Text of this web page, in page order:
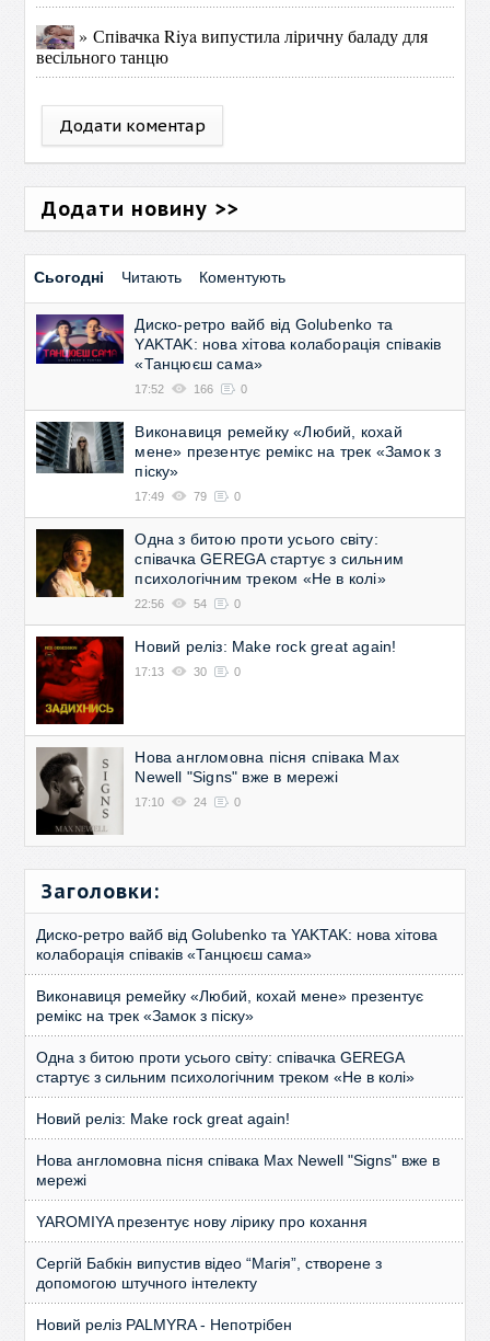
» Співачка Riya випустила ліричну баладу для
весільного танцю
Додати коментар
Додати новину >>
Сьогодні Читають Коментують
Диско-ретро вайб від Golubenko та
YAKTAK: нова хітова колаборація співаків
«Танцюєш сама»
17:52 166 0
Виконавиця ремейку «Любий, кохай
мене» презентує ремікс на трек «Замок з
піску»
17:49 79 0
Одна з битою проти усього світу:
співачка GEREGA стартує з сильним
психологічним треком «Не в колі»
22:56 54 0
Новий реліз: Make rock great again!
17:13 30 0
Нова англомовна пісня співака Max
Newell "Signs" вже в мережі
17:10 24 0
Заголовки:
Диско-ретро вайб від Golubenko та YAKTAK: нова хітова
колаборація співаків «Танцюєш сама»
Виконавиця ремейку «Любий, кохай мене» презентує
ремікс на трек «Замок з піску»
Одна з битою проти усього світу: співачка GEREGA
стартує з сильним психологічним треком «Не в колі»
Новий реліз: Make rock great again!
Нова англомовна пісня співака Max Newell "Signs" вже в
мережі
YAROMIYA презентує нову лірику про кохання
Сергій Бабкін випустив відео “Магія”, створене з
допомогою штучного інтелекту
Новий реліз PALMYRA - Непотрібен